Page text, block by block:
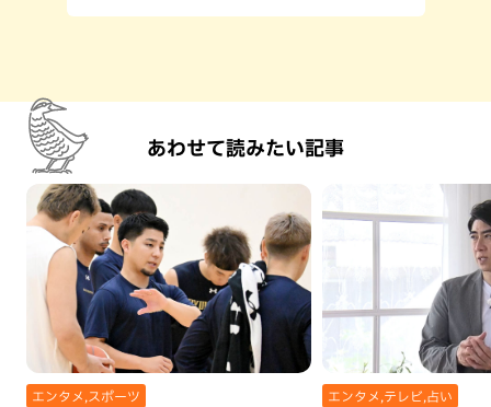
あわせて読みたい記事
エンタメ,スポーツ エンタメ,テレビ,占い